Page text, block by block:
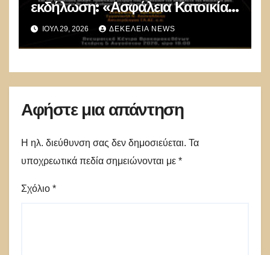
εκδήλωση: «Ασφάλεια Κατοικίας
πριν τις Διακοπές»
ΙΟΎΛ 29, 2026 ΔΕΚΈΛΕΙΑ NEWS
Αφήστε μια απάντηση
Η ηλ. διεύθυνση σας δεν δημοσιεύεται. Τα
υποχρεωτικά πεδία σημειώνονται με *
Σχόλιο *